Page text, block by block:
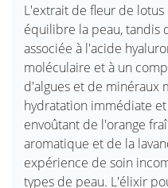
L'extrait de fleur de
équilibre la peau, tandis
associée à l'acide
moléculaire et à un
d'algues et de minéraux
hydratation immédiate
envoûtant de l'orange
aromatique et de la
expérience de soin
types de peau. L'élixir